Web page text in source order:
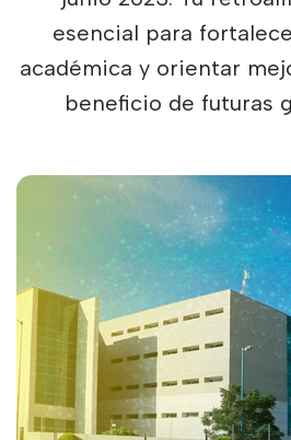
esencial para
académica y orientar
beneficio de futuras